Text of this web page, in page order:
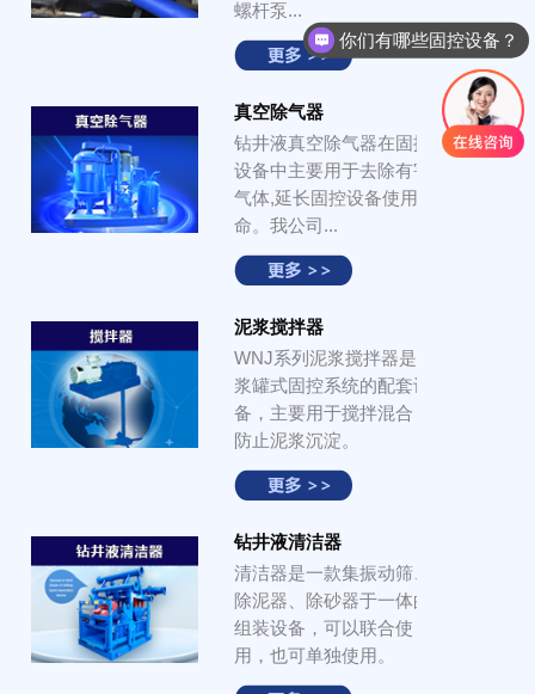
螺杆泵...
真空除气器
钻井液真空除气器在固控
设备中主要用于去除有害
气体,延长固控设备使用寿
命。我公司...
泥浆搅拌器
WNJ系列泥浆搅拌器是泥
浆罐式固控系统的配套设
备，主要用于搅拌混合，
防止泥浆沉淀。
钻井液清洁器
清洁器是一款集振动筛、
除泥器、除砂器于一体的
组装设备，可以联合使
用，也可单独使用。
你们有哪些固控设备？